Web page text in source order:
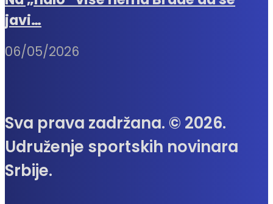
javi…
06/05/2026
Sva prava zadržana. © 2026.
Udruženje sportskih novinara
Srbije.